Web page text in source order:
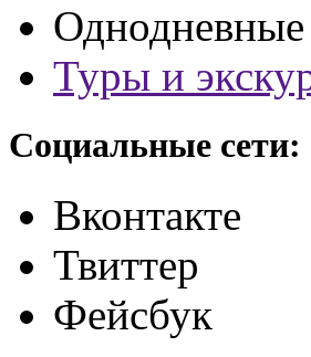
Однодневные
Туры и
Социальные сети:
Вконтакте
Твиттер
Фейсбук